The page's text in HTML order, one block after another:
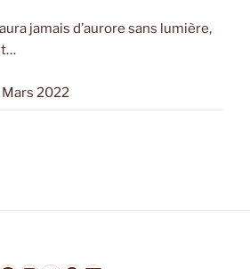
jamais d’aurore sans lumière,
Mars 2022